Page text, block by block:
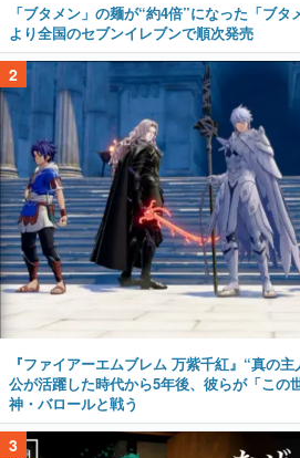
「ブタメン」の麺が“約4倍”になった「ブ
より全国のセブンイレブンで順次発売
2
『ファイアーエムブレム 万紫千紅』“真の
公が活躍した時代から5年後、彼らが「この
神・バロールと戦う
3